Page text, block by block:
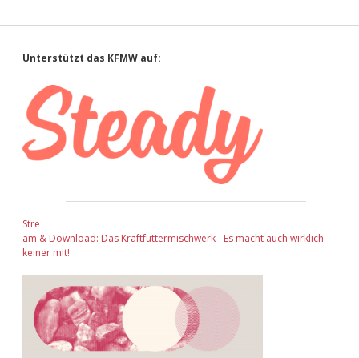
Sidebar
Unterstützt das KFMW auf:
Stre
am & Download: Das Kraftfuttermischwerk - Es macht auch wirklich
keiner mit!